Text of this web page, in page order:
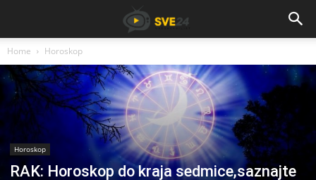
Home Horoskop
Horoskop
RAK: Horoskop do kraja sedmice,saznajte